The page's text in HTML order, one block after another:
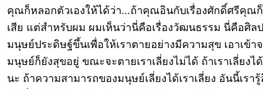
คุณก็หลอกตัวเองให้ได้ว่า...ถ้าคุณอินกับเรื่องศักดิ์ศรีคุณ
เสีย แต่สำหรับผม ผมเห็นว่านี่คือเรื่องวัฒนธรรม นี่คือศิล
มนุษย์ประดิษฐ์ขึ้นเพื่อให้เราตายอย่างมีความสุข เอาเข้า
มนุษย์ก็ยังสุขอยู่ ขณะจะตายเราเลี่ยงไม่ได้ ถ้าเราเลี่ยงได้
นะ ถ้าความสามารถของมนุษย์เลี่ยงได้เราเลี่ยง อันนี้เรารู้